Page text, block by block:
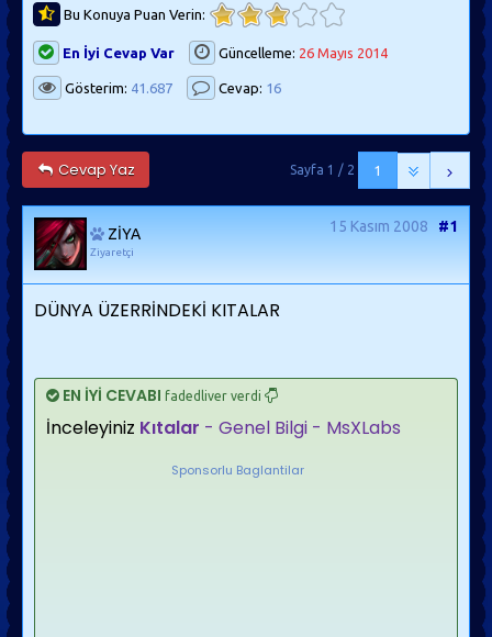
Bu Konuya Puan Verin:
En İyi Cevap Var Güncelleme: 26 Mayıs 2014
Gösterim: 41.687 Cevap: 16
Cevap Yaz 1
Sayfa 1 / 2
ZİYA
Ziyaretçi
15 Kasım 2008 #1
DÜNYA ÜZERRİNDEKİ KITALAR
EN İYİ CEVABI fadedliver verdi
İnceleyiniz Kıtalar - Genel Bilgi - MsXLabs
Sponsorlu Baglantilar